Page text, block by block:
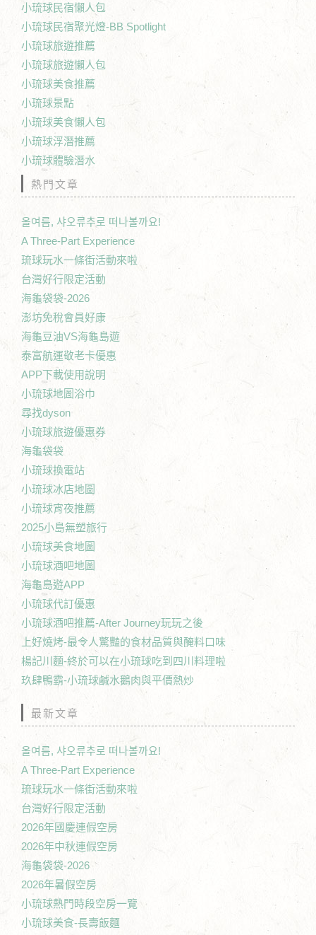
小琉球民宿懶人包
小琉球民宿聚光燈-BB Spotlight
小琉球旅遊推薦
小琉球旅遊懶人包
小琉球美食推薦
小琉球景點
小琉球美食懶人包
小琉球浮潛推薦
小琉球體驗潛水
熱門文章
올여름, 샤오류추로 떠나볼까요!
A Three-Part Experience
琉球玩水一條街活動來啦
台灣好行限定活動
海龜袋袋-2026
澎坊免稅會員好康
海龜豆油VS海龜島遊
泰富航運敬老卡優惠
APP下載使用說明
小琉球地圖浴巾
尋找dyson
小琉球旅遊優惠券
海龜袋袋
小琉球換電站
小琉球冰店地圖
小琉球宵夜推薦
2025小島無塑旅行
小琉球美食地圖
小琉球酒吧地圖
海龜島遊APP
小琉球代訂優惠
小琉球酒吧推薦-After Journey玩玩之後
上好燒烤-最令人驚豔的食材品質與醃料口味
楊記川麵-終於可以在小琉球吃到四川料理啦
玖肆鴨霸-小琉球鹹水鵝肉與平價熱炒
最新文章
올여름, 샤오류추로 떠나볼까요!
A Three-Part Experience
琉球玩水一條街活動來啦
台灣好行限定活動
2026年國慶連假空房
2026年中秋連假空房
海龜袋袋-2026
2026年暑假空房
小琉球熱門時段空房一覽
小琉球美食-長壽飯麵